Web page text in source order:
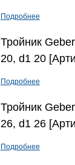
Подробнее
Тройник
20, d1 20
Подробнее
Тройник
26, d1 26
Подробнее